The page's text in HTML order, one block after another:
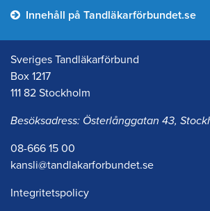
Innehåll på Tandläkarförbundet.se
Sveriges Tandläkarförbund
Box 1217
111 82 Stockholm
Besöksadress: Österlånggatan 43,
08-666 15 00
kansli@tandlakarforbundet.se
Integritetspolicy